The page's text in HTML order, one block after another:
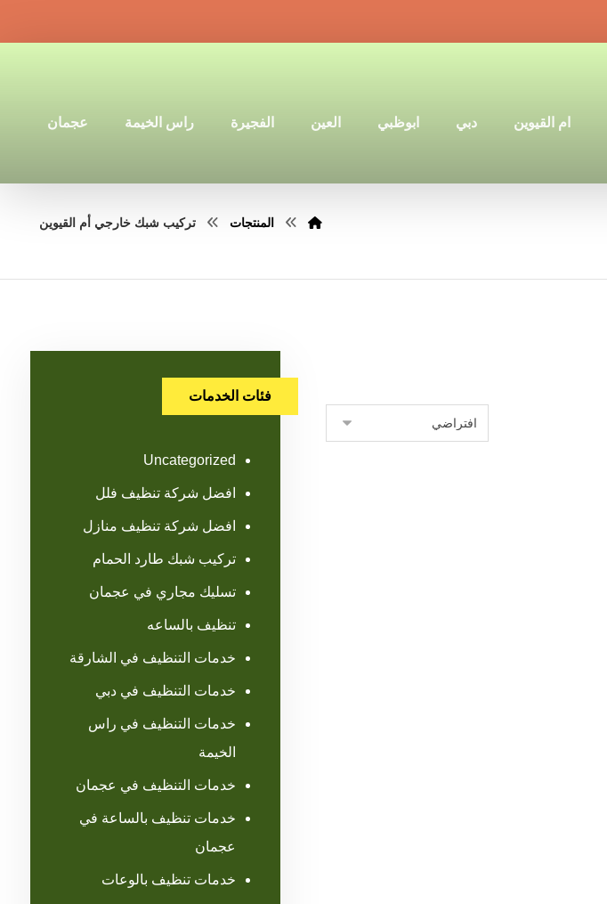
ام القيوين دبي ابوظبي العين الفجيرة راس الخيمة عجمان
المنتجات تركيب شبك خارجي أم القيوين
فئات الخدمات
Uncategorized
افضل شركة تنظيف فلل
افضل شركة تنظيف منازل
تركيب شبك طارد الحمام
تسليك مجاري في عجمان
تنظيف بالساعه
خدمات التنظيف في الشارقة
خدمات التنظيف في دبي
خدمات التنظيف في راس
الخيمة
خدمات التنظيف في عجمان
خدمات تنظيف بالساعة في
عجمان
خدمات تنظيف بالوعات